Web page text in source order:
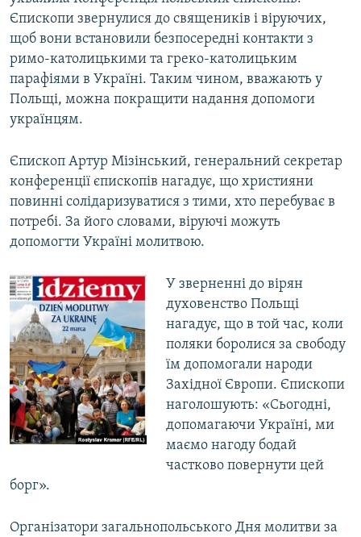
Усі сайти RFE/RL
Єпископи звернулися до священиків і віруючих,
щоб вони встановили безпосередні контакти з
римо-католицькими та греко-католицьким
парафіями в Україні. Таким чином, вважають у
Польщі, можна покращити надання допомоги
українцям.
Єпископ Артур Мізінський, генеральний секретар
конференції єпископів нагадує, що християни
повинні солідаризуватися з тими, хто перебуває в
потребі. За його словами, віруючі можуть
допомогти Україні молитвою.
У зверненні до вірян
духовенство Польщі
нагадує, що в той час, коли
поляки боролися за свободу
їм допомогали народи
Західної Європи. Єпископи
наголошують: «Сьогодні,
допомагаючи Україні, ми
маємо нагоду бодай
частково повернути цей
борг».
Організатори загальнопольського Дня молитви за